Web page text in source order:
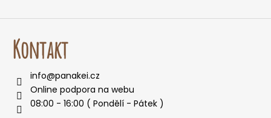
ý
Kontakt
info@panakei.cz
Online podpora na webu
08:00 - 16:00 ( Pondělí - Pátek )